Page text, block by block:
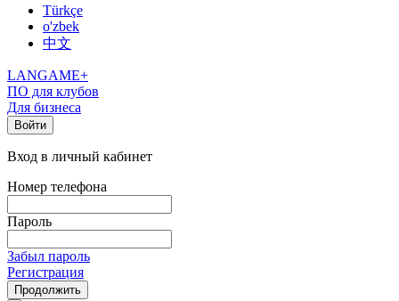
Türkçe
o'zbek
中文
LANGAME+
ПО для клубов
Для бизнеса
Войти
Вход в личный кабинет
Номер телефона
Пароль
Забыл пароль
Регистрация
Продолжить